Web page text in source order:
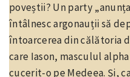
poveștii? Un party
întâlnesc argonauții să
întoarcerea din călătoria
care Iason, masculul
cucerit-o pe Medeea. Și,